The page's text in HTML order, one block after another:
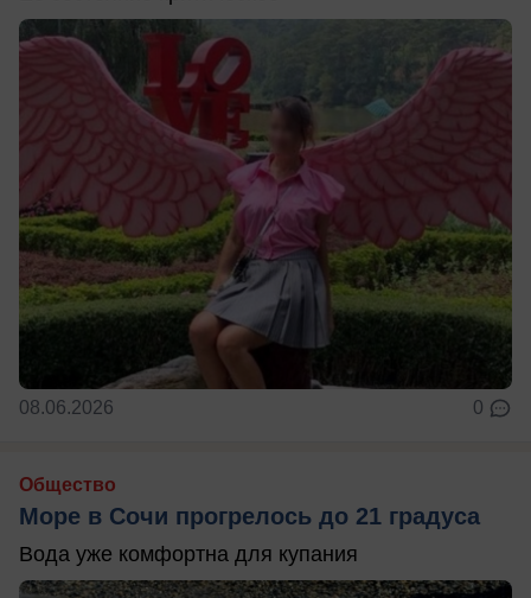
08.06.2026 0
Общество
Море в Сочи прогрелось до 21 градуса
Вода уже комфортна для купания